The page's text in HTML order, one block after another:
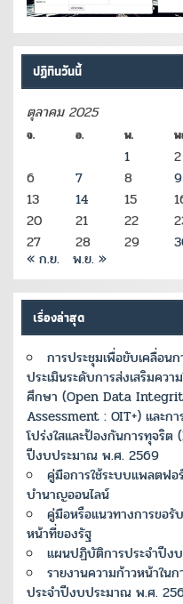
ปฏิทินวันนี้
ตุลาคม 2025
จ. อ. พ.
1 2
6
7 8 9
13
14 15
20
21 22
27
28 29
« ก.ย. พ.ย. »
เรื่องล่าสุด
การประชุมเพื่อขับเคลื่อน
ประเมินระดับการส่งเสริมคว
ศึกษา (Open Data
Assessment : OIT+) และก
โปร่งใสและป้องกันการทุจริ
ปีงบประมาณ พ.ศ. 2569
คู่มือการใช้ระบบแพลตฟอ
บำนาญออนไลน์
คู่มือหรือแนวทางการขอรั
หน้าที่ของรัฐ
แผนปฏิบัติการประจำปีง
รายงานความก้าวหน้าใน
ประจำปีงบประมาณ พ.ศ.